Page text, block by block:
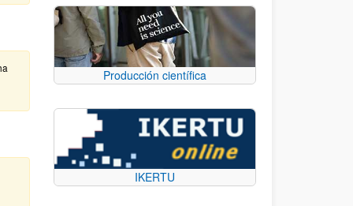
Producción científica
IKERTU